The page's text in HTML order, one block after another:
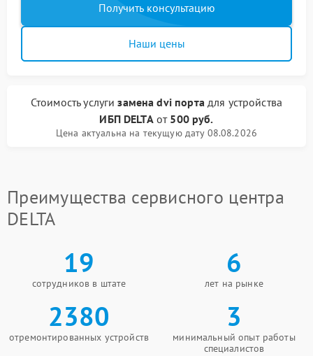
Получить консультацию
Наши цены
Стоимость услугизамена dvi портадля устройства
ИБП DELTAот 500 руб.
Цена актуальна на текущую дату 08.08.2026
Преимущества сервисного центра
DELTA
19
сотрудников в штате
6
лет на рынке
2380
отремонтированных устройств
3
минимальный опыт работы
специалистов